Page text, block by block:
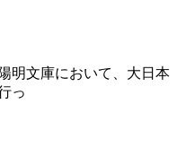
明文庫において、大日本
っ